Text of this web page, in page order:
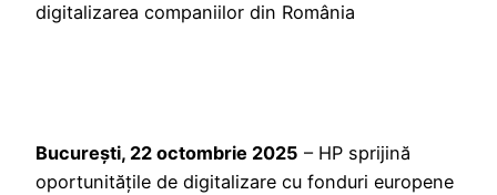
digitalizarea companiilor din România
București, 22 octombrie 2025 – HP sprijină
oportunitățile de digitalizare cu fonduri europene